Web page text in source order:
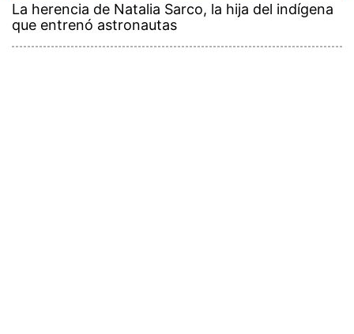
La herencia de Natalia Sarco, la hija del indígena
que entrenó astronautas